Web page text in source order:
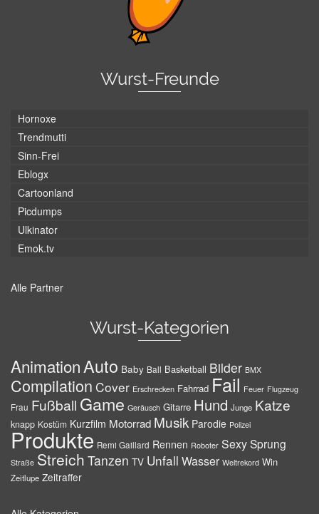
Wurst-Freunde
Hornoxe
Trendmutti
Sinn-Frei
Eblogx
Cartoonland
Picdumps
Ulkinator
Emok.tv
Alle Partner
Wurst-Kategorien
AnimationAuto Baby Ball Basketball Bilder BMX
Compilation Cover Erschrecken Fahrrad Fail Feuer Flugzeug
Frau Fußball Game Geräusch Gitarre Hund Junge Katze
knapp Kostüm Kurzfilm Motorrad Musik Parodie Polizei
Produkte Remi Gaillard Rennen Roboter SexySprung
Straße Streich Tanzen TV Unfall Wasser Weltrekord Win
Zeitlupe Zeitraffer